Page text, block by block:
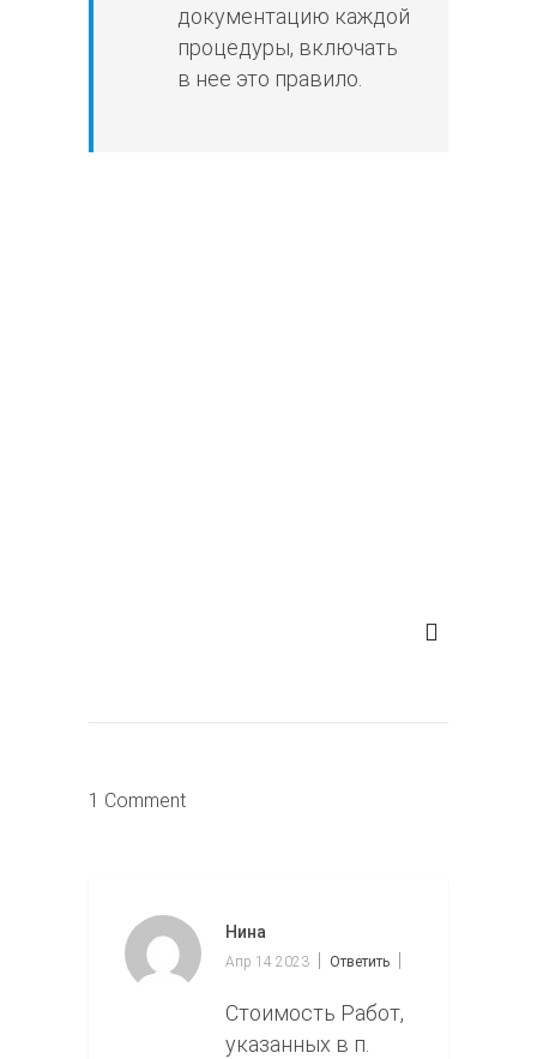
документацию каждой
процедуры, включать
в нее это правило.
1 Comment
Нина
Апр 14 2023 Ответить
Стоимость Работ,
указанных в п.